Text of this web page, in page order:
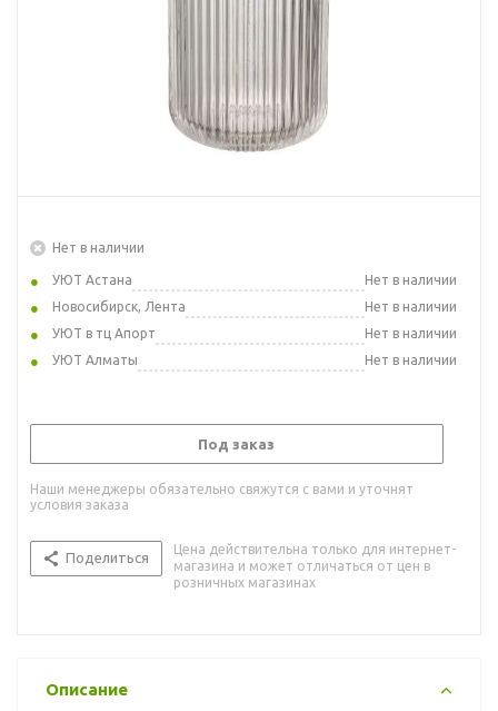
Нет в наличии
УЮТ Астана
Нет в наличии
Новосибирск, Лента
Нет в наличии
УЮТ в тц Апорт
Нет в наличии
УЮТ Алматы
Нет в наличии
Под заказ
Наши менеджеры обязательно свяжутся с вами и уточнят
условия заказа
Поделиться
Цена действительна только для интернет-
магазина и может отличаться от цен в
розничных магазинах
Описание